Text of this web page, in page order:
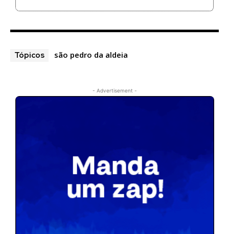
Tópicos são pedro da aldeia
- Advertisement -